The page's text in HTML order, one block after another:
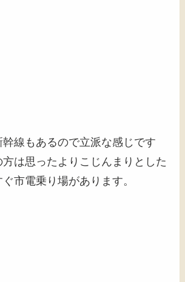
線もあるので立派な感じです
は思ったよりこじんまりとした
市電乗り場があります。